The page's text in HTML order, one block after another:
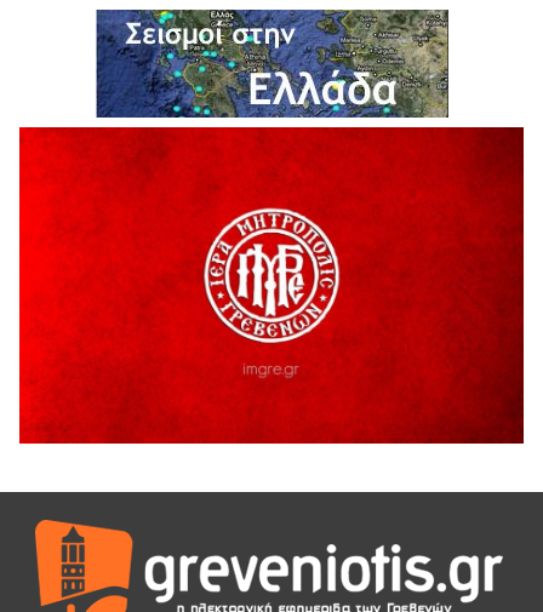
Σε απόγνωση λόγω αδέσποτων
6 Αυγούστου 2026
ΔΙΑΚΟΠΗ ΗΛΕΚΤΡΙΚΟΥ ΡΕΥΜΑΤΟΣ
6 Αυγούστου 2026
Ολοκληρώνεται η ασφαλτόστρωση της οδού Περιβόλι –
Αβδέλλα
H παραδοχή λαθών είναι (και) δύναμη
5 Αυγούστου 2026
Ο ΑΝΔΡΕΑΣ ΑΣΛΑΝΙΔΗΣ ΣΥΝΕΧΙΖΕΙ ΣΤΟΝ ΠΡΩΤΕΑ
ΓΡΕΒΕΝΩΝ
5 Αυγούστου 2026
Ευχαριστήριο Εκπολιτιστικού Συλλόγου Ταξιάρχη προς κ.
Παρασχάκη Αθανάσιο
Διακοπή υδροδότησης του Α΄ κλάδου ύδρευσης
5 Αυγούστου 2026
Η Marseaux στα Γρεβενά για μια μοναδική συναυλία
5 Αυγούστου 2026